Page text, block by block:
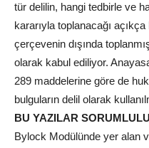
tür delilin, hangi tedbirle ve
kararıyla toplanacağı
çerçevenin dışında
olarak kabul ediliyor.
289 maddelerine göre de
bulguların delil olarak
BU YAZILAR
Bylock Modülünde yer alan